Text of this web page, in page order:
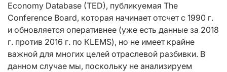
Economy Database (TED), публикуемая The
Conference Board, которая начинает отсчет с 1990 г.
и обновляется оперативнее (уже есть данные за 2018
г. против 2016 г. по КLEMS), но не имеет крайне
важной для многих целей отраслевой разбивки. В
данном случае мы, поскольку не анализируем